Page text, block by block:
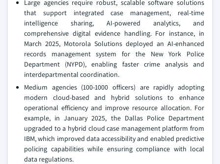
Large agencies require robust, scalable software solutions
that support integrated case management, real-time
intelligence sharing, AI-powered analytics, and
comprehensive digital evidence handling. For instance, in
March 2025, Motorola Solutions deployed an AI-enhanced
records management system for the New York Police
Department (NYPD), enabling faster crime analysis and
interdepartmental coordination.
Medium agencies (100-1000 officers) are rapidly adopting
modern cloud-based and hybrid solutions to enhance
operational efficiency and improve resource allocation. For
example, in January 2025, the Dallas Police Department
upgraded to a hybrid cloud case management platform from
IBM, which improved data accessibility and enabled predictive
policing capabilities while ensuring compliance with local
data regulations.